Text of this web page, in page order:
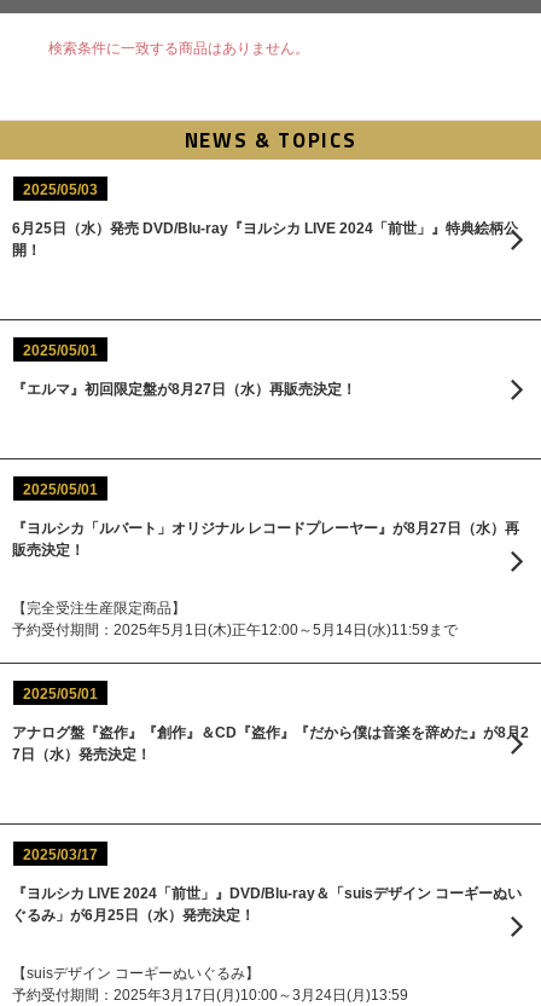
検索条件に一致する商品はありません。
NEWS & TOPICS
2025/05/03
6月25日（水）発売 DVD/Blu-ray『ヨルシカ LIVE 2024「前世」』特典絵柄公
開！
2025/05/01
『エルマ』初回限定盤が8月27日（水）再販売決定！
2025/05/01
『ヨルシカ「ルバート」オリジナル レコードプレーヤー』が8月27日（水）再
販売決定！
【完全受注生産限定商品】
予約受付期間：2025年5月1日(木)正午12:00～5月14日(水)11:59まで
2025/05/01
アナログ盤『盗作』『創作』＆CD『盗作』『だから僕は音楽を辞めた』が8月2
7日（水）発売決定！
2025/03/17
『ヨルシカ LIVE 2024「前世」』DVD/Blu-ray＆「suisデザイン コーギーぬい
ぐるみ」が6月25日（水）発売決定！
【suisデザイン コーギーぬいぐるみ】
予約受付期間：2025年3月17日(月)10:00～3月24日(月)13:59